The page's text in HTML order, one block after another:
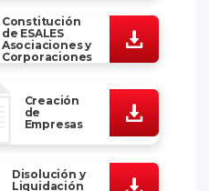
Constitución
de ESALES
Asociaciones y
Corporaciones
Creación
de
Empresas
Disolución y
Liquidación